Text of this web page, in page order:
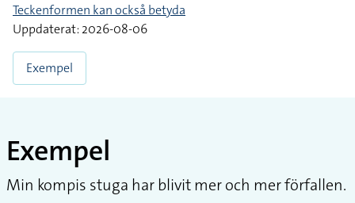
Teckenformen kan också betyda
Uppdaterat: 2026-08-06
Exempel
Exempel
Min kompis stuga har blivit mer och mer förfallen.